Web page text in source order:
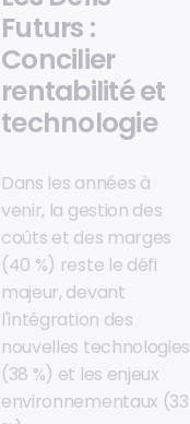
Futurs :
Concilier
rentabilité et
technologie
Dans les années à
venir, la gestion des
coûts et des marges
(40 %) reste le défi
majeur, devant
l'intégration des
nouvelles technologies
(38 %) et les enjeux
environnementaux (33